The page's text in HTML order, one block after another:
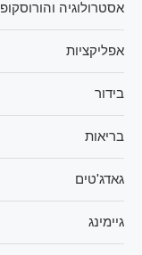
אסטרולוגיה והורוסקופ
אפליקציות
בידור
בריאות
גאדג'טים
גיימינג